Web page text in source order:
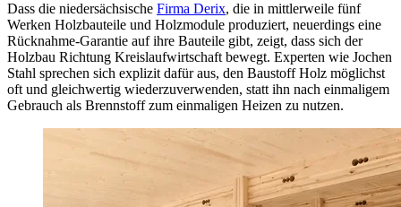
Dass die niedersächsische Firma Derix, die in mittlerweile fünf
Werken Holzbauteile und Holzmodule produziert, neuerdings eine
Rücknahme-Garantie auf ihre Bauteile gibt, zeigt, dass sich der
Holzbau Richtung Kreislaufwirtschaft bewegt. Experten wie Jochen
Stahl sprechen sich explizit dafür aus, den Baustoff Holz möglichst
oft und gleichwertig wiederzuverwenden, statt ihn nach einmaligem
Gebrauch als Brennstoff zum einmaligen Heizen zu nutzen.